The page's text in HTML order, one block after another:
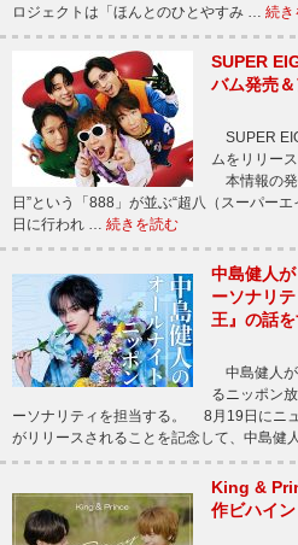
ロジェクトは「ほんとのひとやすみ … 続き
SUPER
バム発売
SUPER
ムをリリー
本情報の発
日”という「888」が並ぶ“超八（スーパー
日に行われ … 続きを読む
中島健人
ーソナリ
王』の話
中島健人が
るニッポン
ーソナリティを担当する。 8月19日にニ
がリリースされることを記念して、中島健
King &
作ビハイ